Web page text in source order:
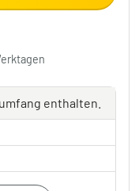
enthalten.